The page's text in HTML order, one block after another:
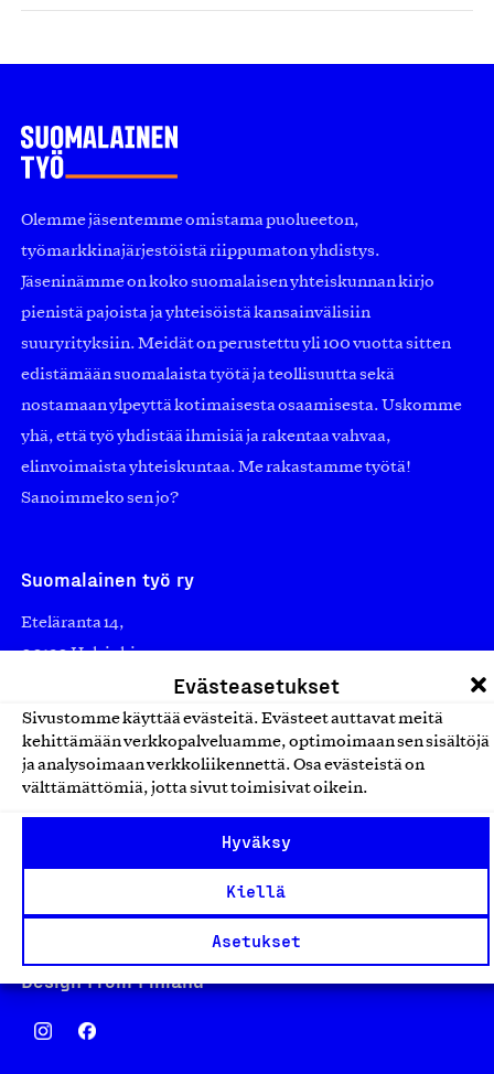
Evästeasetukset
Sivustomme käyttää evästeitä. Evästeet auttavat meitä
kehittämään verkkopalveluamme, optimoimaan sen sisältöjä
ja analysoimaan verkkoliikennettä. Osa evästeistä on
välttämättömiä, jotta sivut toimisivat oikein.
Hyväksy
Kiellä
Asetukset
Olemme jäsentemme omistama puolueeton,
työmarkkinajärjestöistä riippumaton yhdistys.
Jäseninämme on koko suomalaisen yhteiskunnan kirjo
pienistä pajoista ja yhteisöistä kansainvälisiin
suuryrityksiin. Meidät on perustettu yli 100 vuotta sitten
edistämään suomalaista työtä ja teollisuutta sekä
nostamaan ylpeyttä kotimaisesta osaamisesta. Uskomme
yhä, että työ yhdistää ihmisiä ja rakentaa vahvaa,
elinvoimaista yhteiskuntaa. Me rakastamme työtä!
Sanoimmeko sen jo?
Suomalainen työ ry
Eteläranta 14,
00130 Helsinki
asiakaspalvelu@suomalainentyo.fi
laskutus@suomalainentyo.fi
Avainlippu
Design From Finland